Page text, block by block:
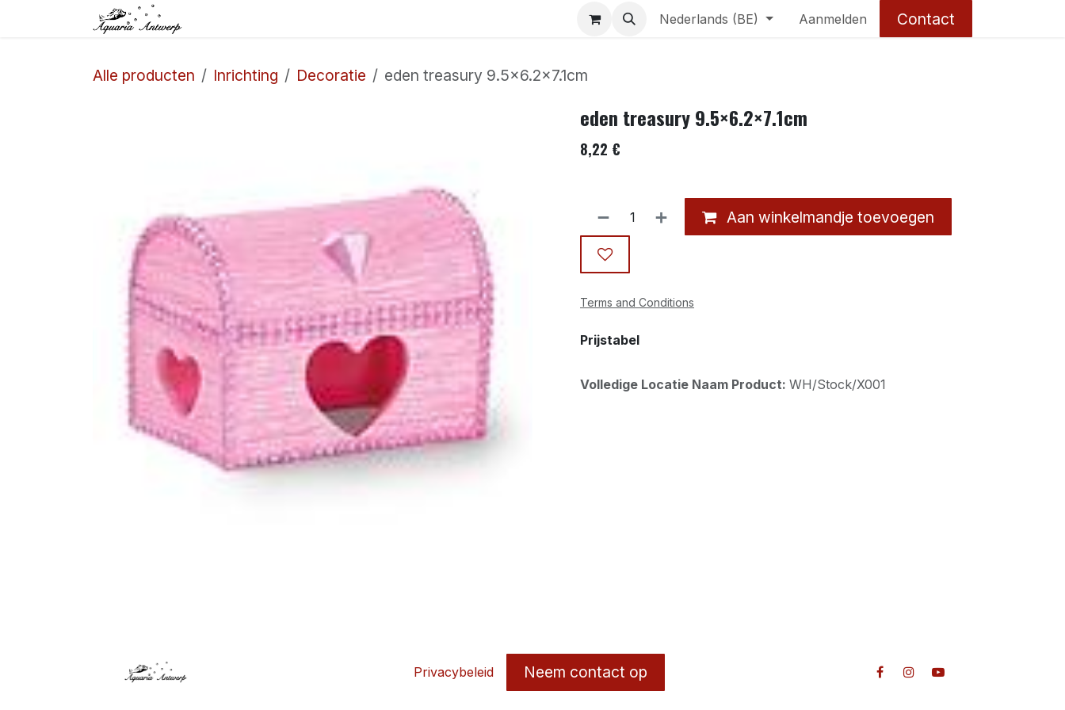
Overslaan naar inhoud Nederlands (BE) Aanmelden Contact
Alle producten Inrichting Decoratie eden treasury 9.5×6.2×7.1cm
eden treasury 9.5×6.2×7.1cm
8,22 €
Aan winkelmandje toevoegen
Terms and Conditions
Prijstabel
Volledige Locatie Naam Product: WH/Stock/X001
Privacybeleid Neem contact op